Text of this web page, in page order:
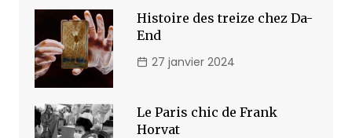
Histoire des treize chez Da-
End
27 janvier 2024
Le Paris chic de Frank
Horvat